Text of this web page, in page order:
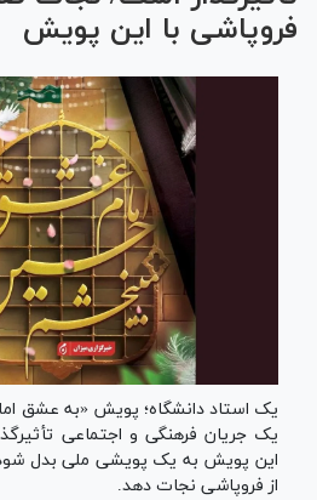
فروپاشی با این پویش
یک استاد دانشگاه؛ پویش «به عشق
یک جریان فرهنگی و اجتماعی
این پویش به یک پویشی ملی بدل شود
از فروپاشی نجات دهد.